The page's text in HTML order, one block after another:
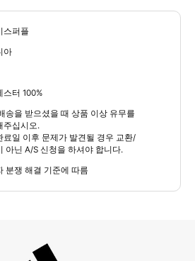
스퍼플
아
스터 100%
송을 받으셨을 때 상품 이상 유무를
주십시오.
료일 이후 문제가 발견될 경우 교환/
아닌 A/S 신청을 하셔야 합니다.
분쟁 해결 기준에 따름